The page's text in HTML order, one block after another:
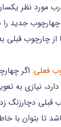
مورد نظر
جدید
چارچوب قبلی
فعلی: اگر
نیازی به
قبلی دچارزنگ
تا بتوان با